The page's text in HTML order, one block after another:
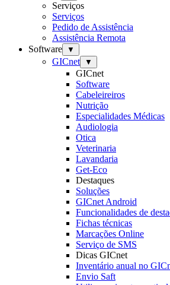
Serviços
Serviços
Pedido de Assistência
Assistência Remota
Software
▼
GICnet ▼
GICnet
Software
Cabeleireiros
Nutrição
Especialidades Médicas
Audiologia
Otica
Veterinaria
Lavandaria
Get-Eco
Destaques
Soluções
GICnet Android
Funcionalidades de
Fichas técnicas
Marcações Online
Serviço de SMS
Dicas GICnet
Inventário anual no
Envio Saft